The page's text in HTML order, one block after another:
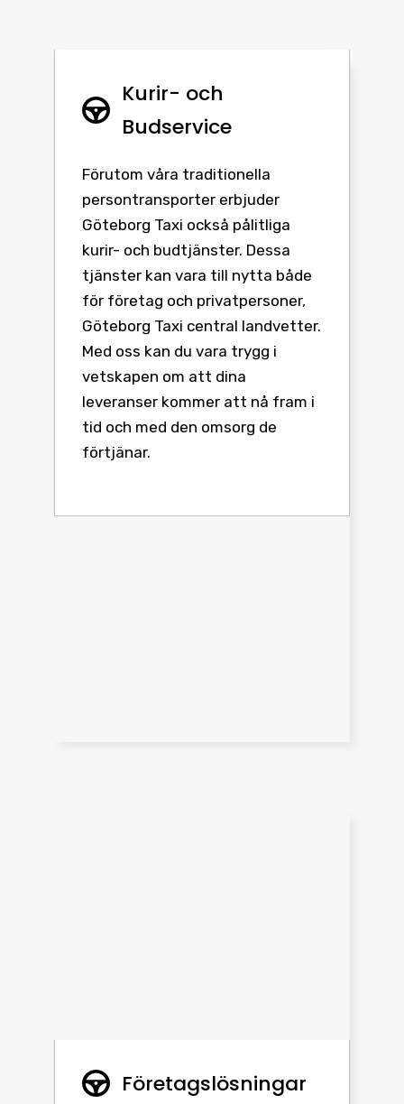
Kurir- och
Budservice
Förutom våra traditionella
persontransporter erbjuder
Göteborg Taxi också pålitliga
kurir- och budtjänster. Dessa
tjänster kan vara till nytta både
för företag och privatpersoner,
Göteborg Taxi central landvetter.
Med oss kan du vara trygg i
vetskapen om att dina
leveranser kommer att nå fram i
tid och med den omsorg de
förtjänar.
Företagslösningar